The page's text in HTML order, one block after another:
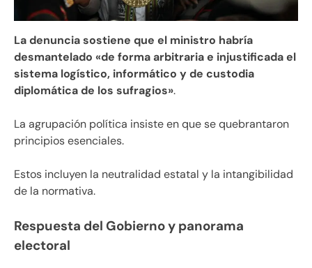
La denuncia sostiene que el ministro habría
desmantelado «de forma arbitraria e injustificada el
sistema logístico, informático y de custodia
diplomática de los sufragios».
La agrupación política insiste en que se quebrantaron
principios esenciales.
Estos incluyen la neutralidad estatal y la intangibilidad
de la normativa.
Respuesta del Gobierno y panorama
electoral